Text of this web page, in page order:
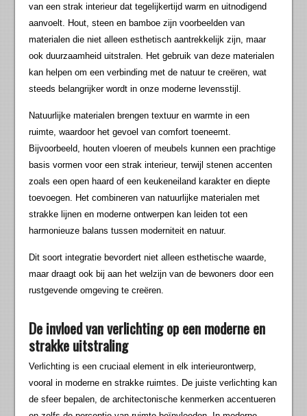
van een strak interieur dat tegelijkertijd warm en uitnodigend
aanvoelt. Hout, steen en bamboe zijn voorbeelden van
materialen die niet alleen esthetisch aantrekkelijk zijn, maar
ook duurzaamheid uitstralen. Het gebruik van deze materialen
kan helpen om een verbinding met de natuur te creëren, wat
steeds belangrijker wordt in onze moderne levensstijl.
Natuurlijke materialen brengen textuur en warmte in een
ruimte, waardoor het gevoel van comfort toeneemt.
Bijvoorbeeld, houten vloeren of meubels kunnen een prachtige
basis vormen voor een strak interieur, terwijl stenen accenten
zoals een open haard of een keukeneiland karakter en diepte
toevoegen. Het combineren van natuurlijke materialen met
strakke lijnen en moderne ontwerpen kan leiden tot een
harmonieuze balans tussen moderniteit en natuur.
Dit soort integratie bevordert niet alleen esthetische waarde,
maar draagt ook bij aan het welzijn van de bewoners door een
rustgevende omgeving te creëren.
De invloed van verlichting op een moderne en
strakke uitstraling
Verlichting is een cruciaal element in elk interieurontwerp,
vooral in moderne en strakke ruimtes. De juiste verlichting kan
de sfeer bepalen, de architectonische kenmerken accentueren